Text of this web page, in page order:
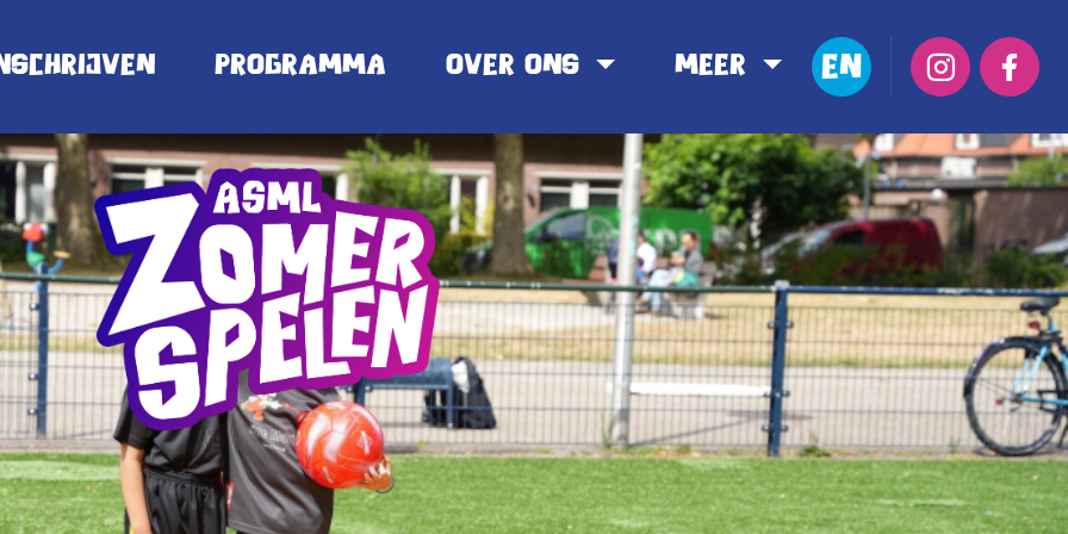
EN
Programma Over ons Meer